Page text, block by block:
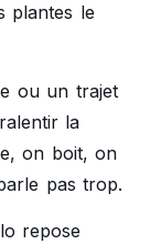
plantes le
ou un trajet
la
on boit, on
pas trop.
repose